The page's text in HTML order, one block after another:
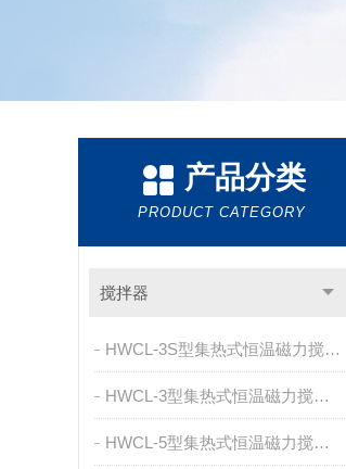
产品分类
PRODUCT CATEGORY
搅拌器
HWCL-3S型集热式恒温磁力搅拌浴
HWCL-3型集热式恒温磁力搅拌浴
HWCL-5型集热式恒温磁力搅拌浴